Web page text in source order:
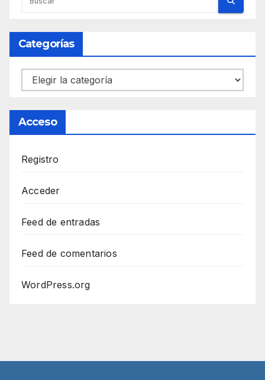
Categorías
Categorías
Acceso
Registro
Acceder
Feed de entradas
Feed de comentarios
WordPress.org